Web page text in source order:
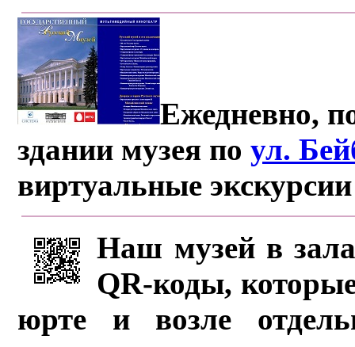
Ежедневно,
здании музея поул.
виртуальные
Наш музей в
QR-коды,
юрте и возле